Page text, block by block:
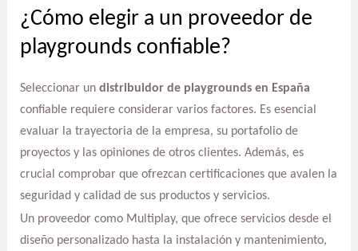
¿Cómo elegir a un proveedor de
playgrounds confiable?
Seleccionar un distribuidor de playgrounds en España
confiable requiere considerar varios factores. Es esencial
evaluar la trayectoria de la empresa, su portafolio de
proyectos y las opiniones de otros clientes. Además, es
crucial comprobar que ofrezcan certificaciones que avalen la
seguridad y calidad de sus productos y servicios.
Un proveedor como Multiplay, que ofrece servicios desde el
diseño personalizado hasta la instalación y mantenimiento,